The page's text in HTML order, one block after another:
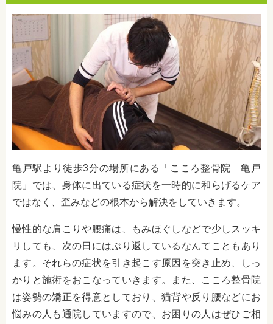
亀戸駅より徒歩3分の場所にある「こころ整骨院 亀戸
院」では、身体に出ている症状を一時的に和らげるケア
ではなく、歪みなどの根本から解決をしていきます。
慢性的な肩こりや腰痛は、もみほぐしなどで少しスッキ
リしても、次の日にはぶり返しているなんてこともあり
ます。それらの症状を引き起こす原因を突き止め、しっ
かりと施術をおこなっていきます。また、こころ整骨院
は姿勢の矯正を得意としており、猫背や反り腰などにお
悩みの人も通院していますので、お困りの人はぜひご相